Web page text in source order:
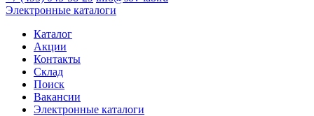
Электронные каталоги
Каталог
Акции
Контакты
Склад
Поиск
Вакансии
Электронные каталоги